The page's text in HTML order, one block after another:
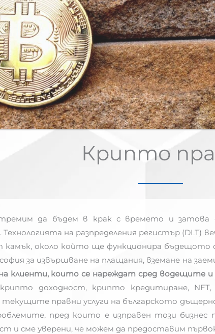
Крипто
да бъдем в крак с времето и затова
. Технологията на разпределения регистър (DLT)
камък, около който ще функционира
за извършване на плащания, вземане на
клиенти, които се нареждат сред водещите
крипто доходност, крипто кредитиране,
правни услуги на българското
пред които е изправен този
и сме уверени, че можем да предоставим